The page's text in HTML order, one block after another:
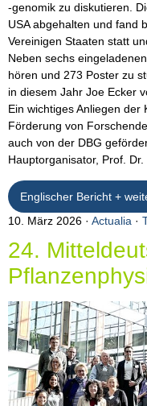
-genomik zu diskutieren.
USA abgehalten und fand
Vereinigen Staaten statt
Neben sechs
hören und 273 Poster zu
in diesem Jahr Joe Ecker
Ein wichtiges Anliegen
Förderung von
auch von der DBG
Hauptorganisator, Prof.
Englischer Bericht +
10. März 2026
Actualia ·
24.